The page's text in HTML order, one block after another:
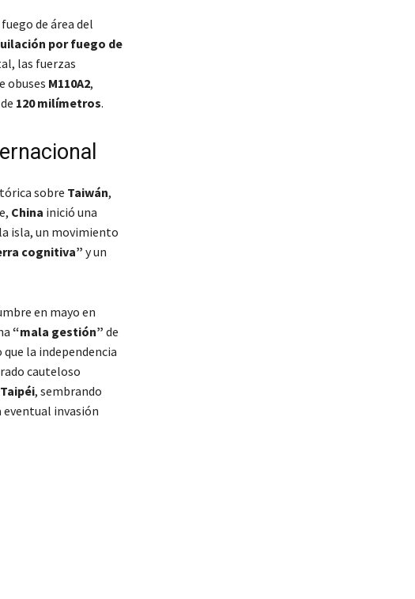
de área del
por fuego de
las fuerzas
obuses M110A2,
120 milímetros.
sobre Taiwán,
China inició una
isla, un movimiento
cognitiva” y un
en mayo en
“mala gestión” de
la independencia
cauteloso
Taipéi, sembrando
invasión